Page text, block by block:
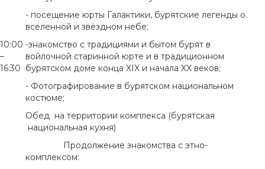
10:00
–
16:30
- посещение юрты Галактики, бурятские легенды о
вселенной и звёздном небе;
-знакомство с традициями и бытом бурят в
войлочной старинной юрте и в традиционном
бурятском доме конца XIX и начала XX веков;
- Фотографирование в бурятском национальном
костюме;
Обед на территории комплекса (бурятская
национальная кухня)
Продолжение знакомства с этно-
комплексом: